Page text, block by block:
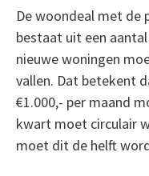
De woondeal met de
bestaat uit een
nieuwe woningen
vallen. Dat betekent
€1.000,- per maand
kwart moet circulair
moet dit de helft